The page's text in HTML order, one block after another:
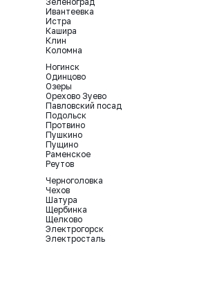
Ивантеевка
Истра
Кашира
Клин
Коломна
Ногинск
Одинцово
Озеры
Орехово Зуево
Павловский посад
Подольск
Протвино
Пушкино
Пущино
Раменское
Реутов
Черноголовка
Чехов
Шатура
Щербинка
Щелково
Электрогорск
Электросталь